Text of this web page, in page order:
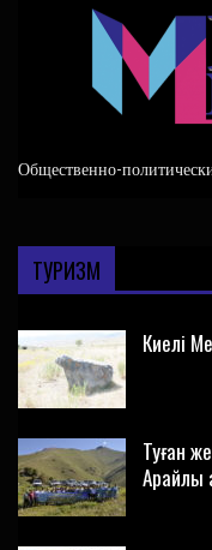
Общественно-
ТУРИЗМ
Киелі
Туған
Арайлы